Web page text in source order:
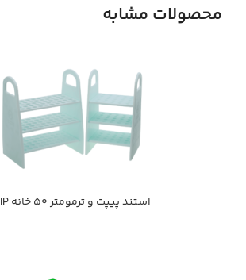
محصولات مشابه
استند پيپت و ترمومتر 50 خانه PIP